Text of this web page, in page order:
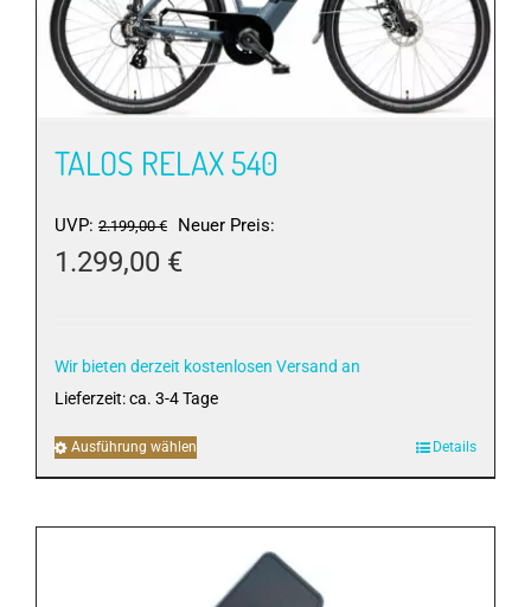
der
Produktseite
gewählt
TALOS RELAX 540
UVP: 2.199,00€
Ursprünglicher
Preis
Neuer Preis:
1.299,00 €
ist:
Wir bieten derzeit kostenlosen Versand an
Lieferzeit:ca. 3-4 Tage
Ausführung wählen
Produkt
mehrere
Varianten
auf.
Details